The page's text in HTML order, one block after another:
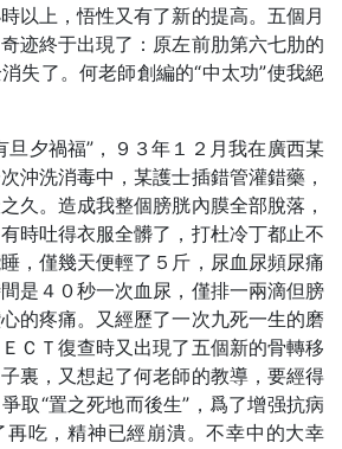
以上，悟性又有了新的提高。五個月
迹終于出現了：原左前肋第六七肋的
失了。何老師創編的“中太功”使我絕
旦夕禍福”，９３年１２月我在廣西某
沖洗消毒中，某護士插錯管灌錯藥，
久。造成我整個膀胱內膜全部脫落，
時吐得衣服全髒了，打杜冷丁都止不
，僅幾天便輕了５斤，尿血尿頻尿痛
是４０秒一次血尿，僅排一兩滴但膀
的疼痛。又經歷了一次九死一生的磨
ＣＴ復查時又出現了五個新的骨轉移
裏，又想起了何老師的教導，要經得
取“置之死地而後生”，爲了增强抗病
吃，精神已經崩潰。不幸中的大幸